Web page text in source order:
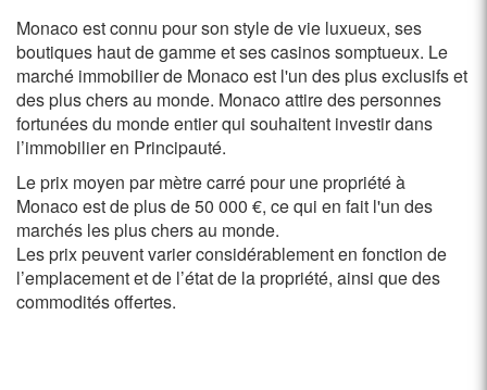
Monaco est connu pour son style de vie luxueux, ses
boutiques haut de gamme et ses casinos somptueux. Le
marché immobilier de Monaco est l'un des plus exclusifs et
des plus chers au monde. Monaco attire des personnes
fortunées du monde entier qui souhaitent investir dans
l’immobilier en Principauté.
Le prix moyen par mètre carré pour une propriété à
Monaco est de plus de 50 000 €, ce qui en fait l'un des
marchés les plus chers au monde.
Les prix peuvent varier considérablement en fonction de
l’emplacement et de l’état de la propriété, ainsi que des
commodités offertes.